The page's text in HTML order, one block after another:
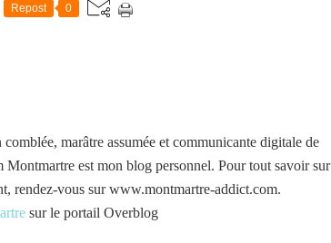
Repost 0
marâtre assumée et communicante digitale de
est mon blog personnel. Pour tout savoir sur
rendez-vous sur www.montmartre-addict.com.
sur le portail Overblog